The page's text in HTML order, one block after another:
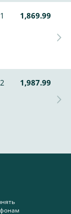
1 1,869.99
2
1,987.99